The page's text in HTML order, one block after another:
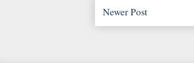
Newer Post